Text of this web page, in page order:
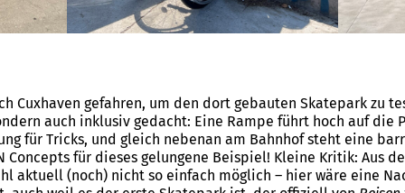
Cuxhaven gefahren, um den dort gebauten Skatepark zu
auch inklusiv gedacht: Eine Rampe führt hoch auf die
für Tricks, und gleich nebenan am Bahnhof steht eine
Concepts für dieses gelungene Beispiel! Kleine Kritik: Aus
aktuell (noch) nicht so einfach möglich – hier wäre eine